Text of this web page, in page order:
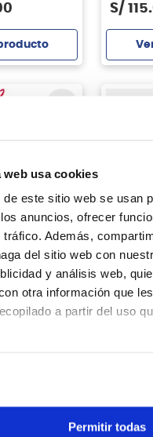
web usa cookies
de este sitio web se usan
anuncios, ofrecer
tráfico. Además,
del sitio web con
y análisis web,
otra información que
a partir del uso
Permitir todas
S/ 115.
baquetas Vic
S/ 89.00
Vic Firth
Llave
Firth
89